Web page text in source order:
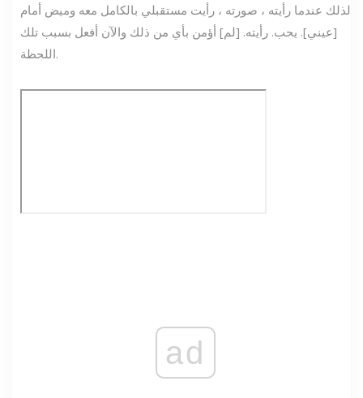
لذلك عندما رأيته ، صورته ، رأيت مستقبلي بالكامل معه وميض أمام
[عيني]. يحب. رأيته. [لم] أؤمن بأي من ذلك والآن أفعل بسبب تلك
اللحظة.
ad